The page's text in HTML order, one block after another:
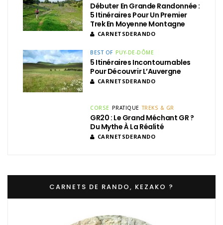
Débuter En Grande Randonnée :
5 Itinéraires Pour Un Premier
Trek En Moyenne Montagne
CARNETSDERANDO
BEST OF PUY-DE-DÔME
5 Itinéraires Incontournables
Pour Découvrir L’Auvergne
CARNETSDERANDO
CORSE PRATIQUE TREKS & GR
GR20 : Le Grand Méchant GR ?
Du Mythe À La Réalité
CARNETSDERANDO
CARNETS DE RANDO, KEZAKO ?